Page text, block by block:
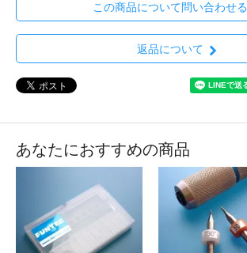
この商品について問い合わせる
返品について
あなたにおすすめの商品